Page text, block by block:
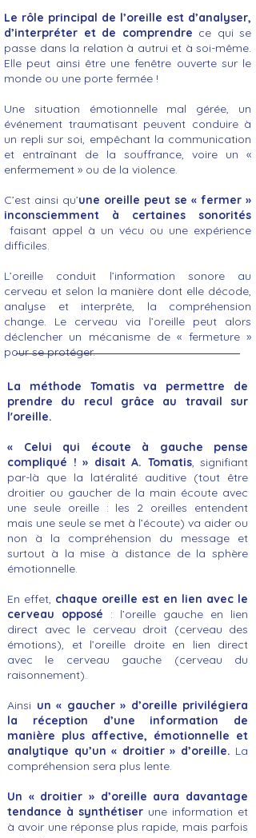
Le rôle principal de l’oreille est d’analyser,
d’interpréter et de comprendre ce qui se
passe dans la relation à autrui et à soi-même.
Elle peut ainsi être une fenêtre ouverte sur le
monde ou une porte fermée !
Une situation émotionnelle mal gérée, un
événement traumatisant peuvent conduire à
un repli sur soi, empêchant la communication
et entraînant de la souffrance, voire un «
enfermement » ou de la violence.
C’est ainsi qu’une oreille peut se « fermer »
inconsciemment à certaines sonorités
faisant appel à un vécu ou une expérience
difficiles.
L’oreille conduit l’information sonore au
cerveau et selon la manière dont elle décode,
analyse et interprête, la compréhension
change. Le cerveau via l’oreille peut alors
déclencher un mécanisme de « fermeture »
pour se protéger.
La méthode Tomatis va permettre de
prendre du recul grâce au travail sur
l'oreille.
« Celui qui écoute à gauche pense
compliqué ! » disait A. Tomatis, signifiant
par-là que la latéralité auditive (tout être
droitier ou gaucher de la main écoute avec
une seule oreille : les 2 oreilles entendent
mais une seule se met à l’écoute) va aider ou
non à la compréhension du message et
surtout à la mise à distance de la sphère
émotionnelle.
En effet, chaque oreille est en lien avec le
cerveau opposé : l’oreille gauche en lien
direct avec le cerveau droit (cerveau des
émotions), et l’oreille droite en lien direct
avec le cerveau gauche (cerveau du
raisonnement).
Ainsi un « gaucher » d’oreille privilégiera
la réception d’une information de
manière plus affective, émotionnelle et
analytique qu’un « droitier » d’oreille. La
compréhension sera plus lente.
Un « droitier » d’oreille aura davantage
tendance à synthétiser une information et
à avoir une réponse plus rapide, mais parfois